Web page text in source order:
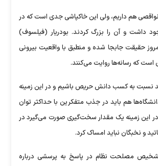
نواقصی هم داریم، ولی این خاکپاشی جدی است که در
داشت و آن را بزرگ کردند. بودریار (فیلسوف)
حقیقت جابجا شده و منطبق با واقعیت بیرونی
که رسانه‌ها روایت می‌کنند.
نسبت به کسب دانش حریص باشیم و در این زمینه
دانشگاه‌ها هم باید در جذب متفکرین با حداکثر توان
در این زمینه یک مقدار سخت‌گیری صورت می‌گیرد در
و نخبگان نباید امساک کرد.
مصلحت نظام در پاسخ به پرسشی درباره